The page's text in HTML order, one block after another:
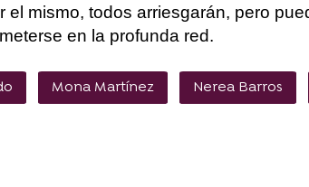
el mismo, todos arriesgarán, pero
en la profunda red.
Mona Martínez Nerea Barros